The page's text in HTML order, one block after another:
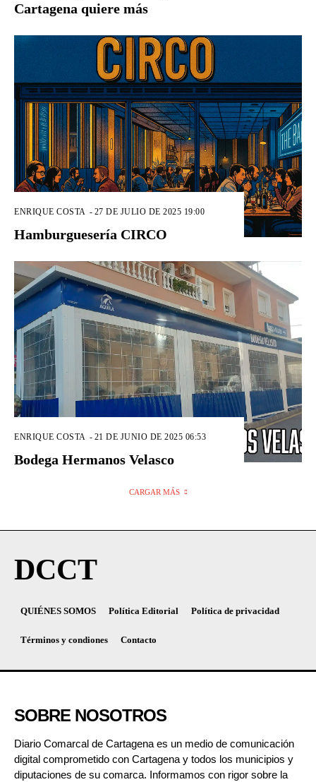
Cartagena quiere más
ENRIQUE COSTA - 27 DE JULIO DE 2025 19:00
Hamburguesería CIRCO
ENRIQUE COSTA - 21 DE JUNIO DE 2025 06:53
Bodega Hermanos Velasco
CARGAR MÁS
DCCT
QUIÉNES SOMOS Política Editorial Política de privacidad
Términos y condiones Contacto
SOBRE NOSOTROS
Diario Comarcal de Cartagena es un medio de comunicación
digital comprometido con Cartagena y todos los municipios y
diputaciones de su comarca. Informamos con rigor sobre la